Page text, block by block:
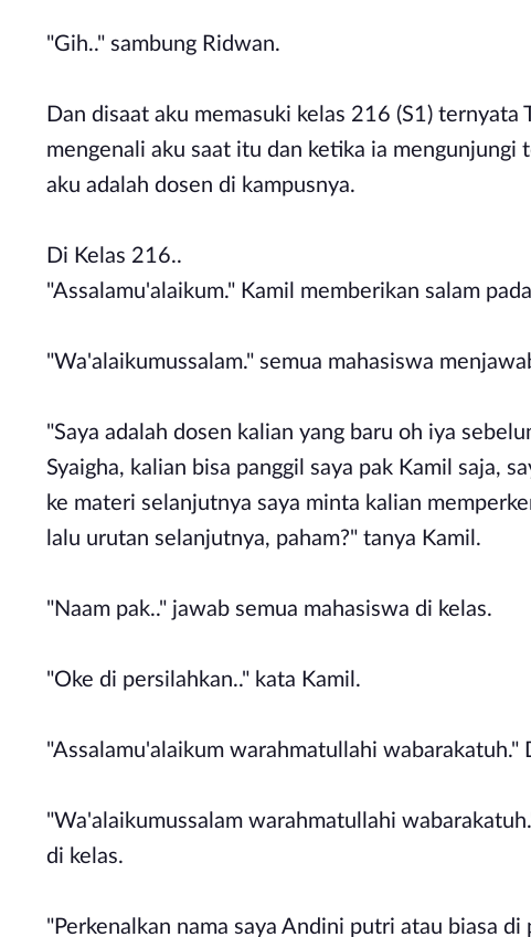
"Gih.." sambung Ridwan.
Dan disaat aku memasuki kelas 216 (S1)
mengenali aku saat itu dan ketika ia mengunjungi
aku adalah dosen di kampusnya.
Di Kelas 216..
"Assalamu'alaikum." Kamil memberikan salam
"Wa'alaikumussalam." semua mahasiswa
"Saya adalah dosen kalian yang baru oh iya
Syaigha, kalian bisa panggil saya pak Kamil saja,
ke materi selanjutnya saya minta kalian
lalu urutan selanjutnya, paham?" tanya Kamil.
"Naam pak.." jawab semua mahasiswa di kelas.
"Oke di persilahkan.." kata Kamil.
"Assalamu'alaikum warahmatullahi wabarakatuh."
"Wa'alaikumussalam warahmatullahi
di kelas.
"Perkenalkan nama saya Andini putri atau biasa